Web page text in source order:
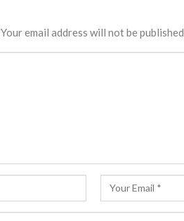
Your email address will not be published.